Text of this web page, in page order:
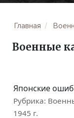
Главная
Военные
Японские
Рубрика:
1945 г.